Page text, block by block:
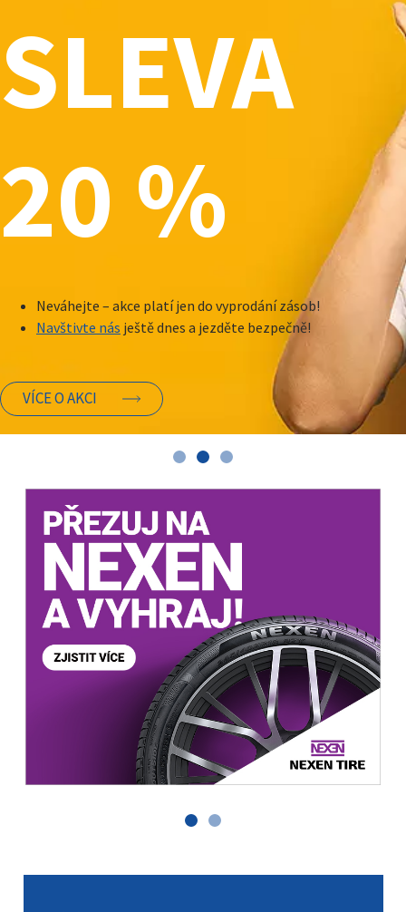
SLEVA
20 %
Neváhejte – akce platí jen do vyprodání zásob!
Navštivte nás ještě dnes a jezděte bezpečně!
VÍCE O AKCI